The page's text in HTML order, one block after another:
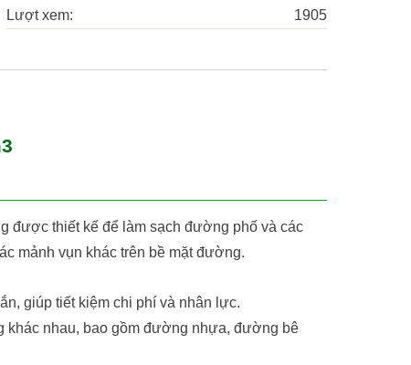
Lượt xem:
1905
được thiết kế để làm sạch đường phố và các
mảnh vụn khác trên bề mặt đường.
giúp tiết kiệm chi phí và nhân lực.
khác nhau, bao gồm đường nhựa, đường bê